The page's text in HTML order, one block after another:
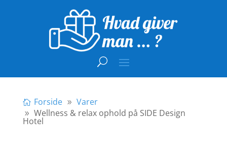
Forside
Varer
Wellness & relax ophold på SIDE Design
Hotel